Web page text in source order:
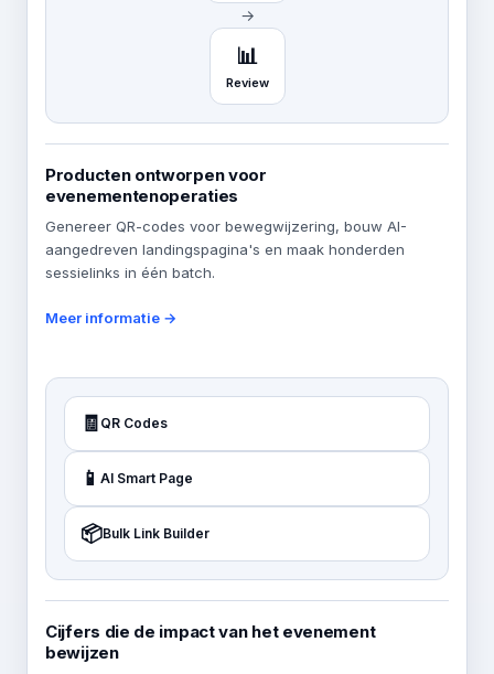
→
📊
Review
Producten ontworpen voor
evenementenoperaties
Genereer QR-codes voor bewegwijzering, bouw AI-
aangedreven landingspagina's en maak honderden
sessielinks in één batch.
Meer informatie →
🧾 QR Codes
📱 AI Smart Page
📦Bulk Link Builder
Cijfers die de impact van het evenement
bewijzen